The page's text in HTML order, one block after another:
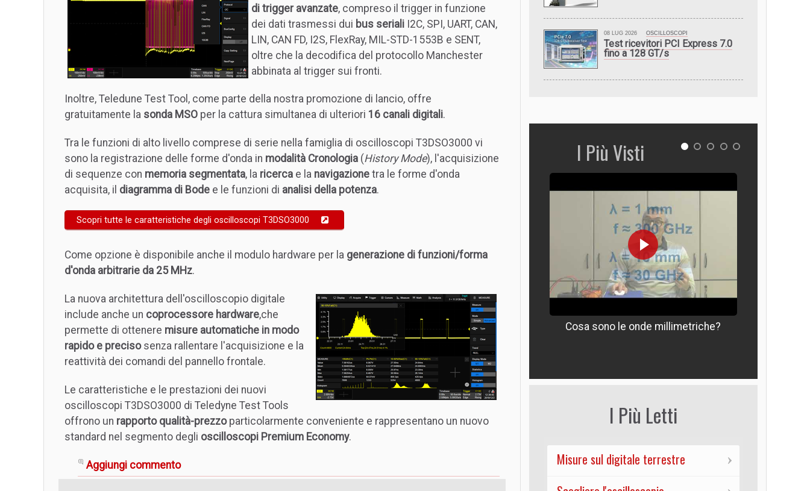
di trigger avanzate, compreso il trigger in funzione
dei dati trasmessi dui bus seriali I2C, SPI, UART, CAN,
LIN, CAN FD, I2S, FlexRay, MIL-STD-1553B e SENT,
oltre che la decodifica del protocollo Manchester
abbinata al trigger sui fronti.
Inoltre, Teledune Test Tool, come parte della nostra promozione di lancio, offre
gratuitamente la sonda MSO per la cattura simultanea di ulteriori 16 canali digitali.
Tra le funzioni di alto livello comprese di serie nella famiglia di oscilloscopi T3DSO3000 vi
sono la registrazione delle forme d'onda in modalità Cronologia (History Mode), l'acquisizione
di sequenze con memoria segmentata, la ricerca e la navigazione tra le forme d'onda
acquisita, il diagramma di Bode e le funzioni di analisi della potenza.
Scopri tutte le caratteristiche degli oscilloscopi T3DSO3000
Come opzione è disponibile anche il modulo hardware per la generazione di funzioni/forma
d'onda arbitrarie da 25 MHz.
La nuova architettura dell'oscilloscopio digitale
include anche un coprocessore hardware,che
permette di ottenere misure automatiche in modo
rapido e precisosenza rallentare l'acquisizione e la
reattività dei comandi del pannello frontale.
Le caratteristiche e le prestazioni dei nuovi
oscilloscopi T3DSO3000 di Teledyne Test Tools
offrono un rapporto qualità-prezzoparticolarmente conveniente e rappresentano un nuovo
standard nel segmento degli oscilloscopi Premium Economy.
Aggiungi commento
08 LUG 2026 OSCILLOSCOPI
Test ricevitori PCI Express 7.0
fino a 128 GT/s
I Più Visti
Cosa sono le onde millimetriche?
I Più Letti
Misure sul digitale terrestre